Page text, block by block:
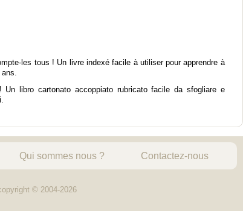
les tous ! Un livre indexé facile à utiliser pour apprendre à
libro cartonato accoppiato rubricato facile da sfogliare e
Qui sommes nous ? Contactez-nous
© 2004-2026